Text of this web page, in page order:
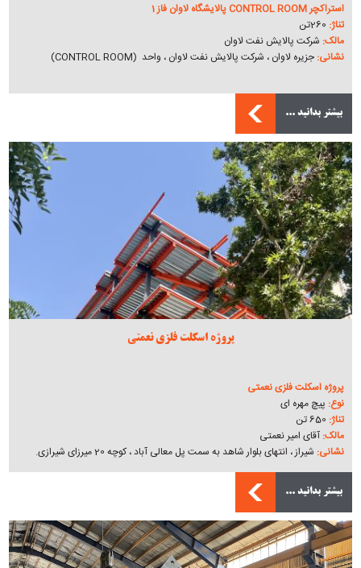
استراکچر CONTROL ROOM پالایشگاه لاوان فاز 1
تناژ: 260تن
مالک: شرکت پالایش نفت لاوان
نشانی:جزیره لاوان ، شرکت پالایش نفت لاوان ، واحد (CONTROL ROOM)
بیشتر بدانید ...
پروژه اسکلت فلزی نعمتی
پروژه اسکلت فلزی نعمتی
نوع: پیچ مهره ای
تناژ: 650 تن
مالک:آقای امیر نعمتی
نشانی: شیراز ، انتهای بلوار شاهد به سمت پل معالی آباد ، کوچه 20 میرزای شیرازی.
بیشتر بدانید ...